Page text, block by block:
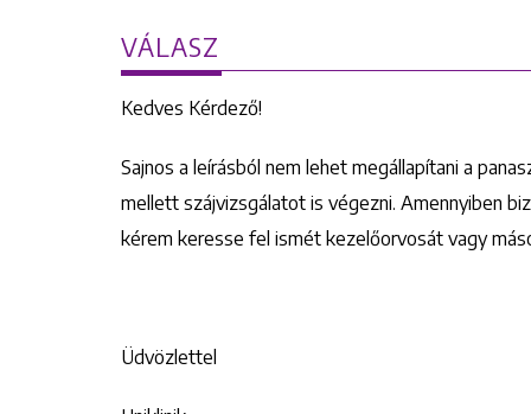
VÁLASZ
Kedves Kérdező!
Sajnos a leírásból nem lehet megállapítani a
mellett szájvizsgálatot is végezni. Amennyiben
kérem keresse fel ismét kezelőorvosát vagy
Üdvözlettel